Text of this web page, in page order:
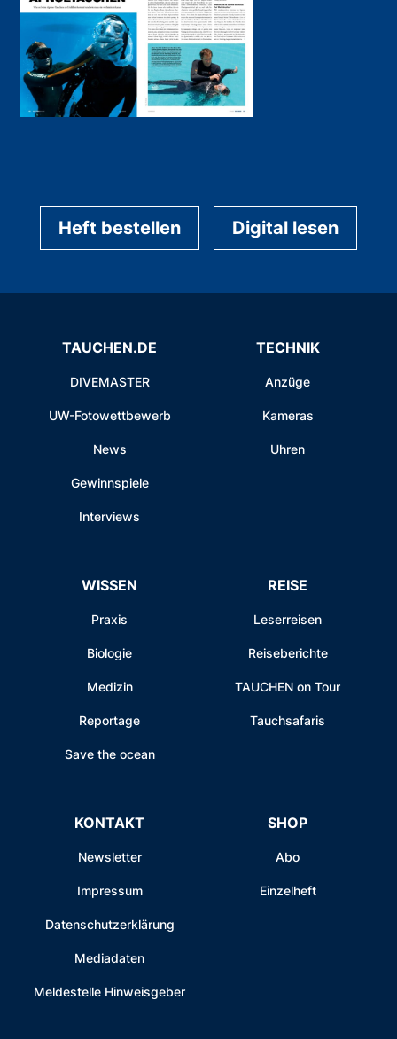
Heft bestellen Digital lesen
TAUCHEN.DE
DIVEMASTER
UW-Fotowettbewerb
News
Gewinnspiele
Interviews
TECHNIK
Anzüge
Kameras
Uhren
WISSEN
Praxis
Biologie
Medizin
Reportage
Save the ocean
REISE
Leserreisen
Reiseberichte
TAUCHEN on Tour
Tauchsafaris
KONTAKT
Newsletter
Impressum
Datenschutzerklärung
Mediadaten
Meldestelle Hinweisgeber
SHOP
Abo
Einzelheft